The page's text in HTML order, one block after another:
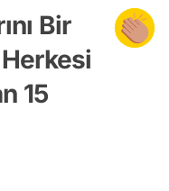
Bir
15